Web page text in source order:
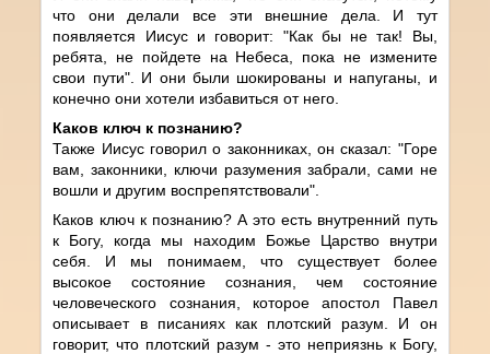
что они делали все эти внешние дела. И тут
появляется Иисус и говорит: "Как бы не так! Вы,
ребята, не пойдете на Небеса, пока не измените
свои пути". И они были шокированы и напуганы, и
конечно они хотели избавиться от него.
Каков ключ к познанию?
Также Иисус говорил о законниках, он сказал: "Горе
вам, законники, ключи разумения забрали, сами не
вошли и другим воспрепятствовали".
Каков ключ к познанию? А это есть внутренний путь
к Богу, когда мы находим Божье Царство внутри
себя. И мы понимаем, что существует более
высокое состояние сознания, чем состояние
человеческого сознания, которое апостол Павел
описывает в писаниях как плотский разум. И он
говорит, что плотский разум - это неприязнь к Богу,